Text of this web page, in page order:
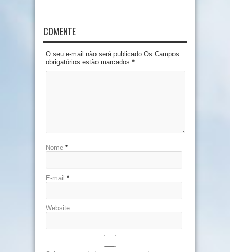
COMENTE
O seu e-mail não será publicado Os Campos
obrigatórios estão marcados *
Nome *
E-mail *
Website